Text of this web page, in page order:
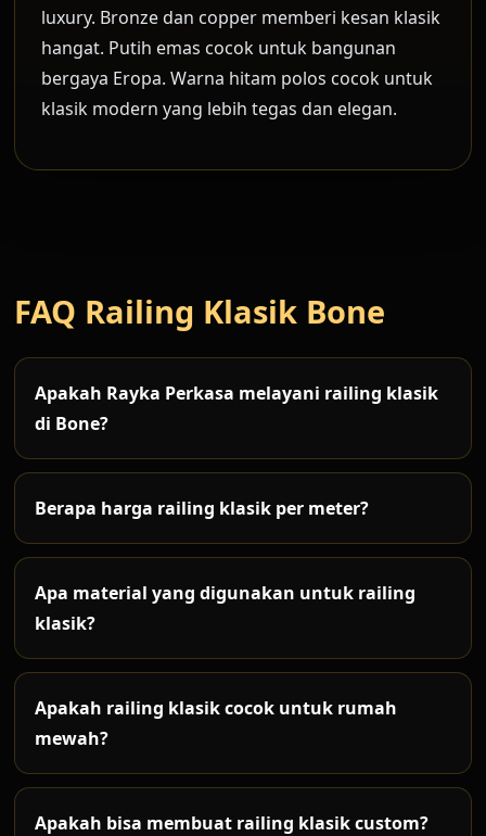
luxury. Bronze dan copper memberi kesan klasik
hangat. Putih emas cocok untuk bangunan
bergaya Eropa. Warna hitam polos cocok untuk
klasik modern yang lebih tegas dan elegan.
FAQ Railing Klasik Bone
Apakah Rayka Perkasa melayani railing klasik
di Bone?
Ya. Rayka Perkasa melayani pembuatan dan
pemasangan railing klasik di Bone untuk rumah,
premium.
Berapa harga railing klasik per meter?
Harga railing klasik tergantung desain ornamen,
material besi, panjang area, finishing, tingkat
kerumitan dan kondisi pemasangan.
Apa material yang digunakan untuk railing
klasik?
Material umum meliputi besi hollow, besi solid,
plat ornamen, besi tempa, kombinasi stainless
dan finishing cat anti karat.
Apakah railing klasik cocok untuk rumah
mewah?
Sangat cocok. Railing klasik memberi kesan
elegan, megah dan berkarakter untuk rumah
Apakah bisa membuat railing klasik custom?